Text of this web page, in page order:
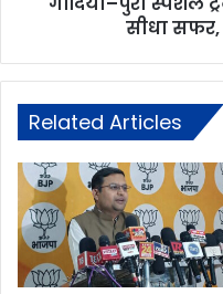
सीधा सफर,
Related Articles